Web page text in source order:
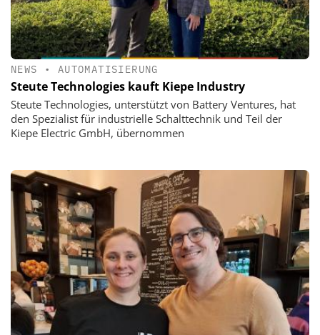
NEWS • AUTOMATISIERUNG
Steute Technologies kauft Kiepe Industry
Steute Technologies, unterstützt von Battery Ventures, hat
den Spezialist für industrielle Schalttechnik und Teil der
Kiepe Electric GmbH, übernommen